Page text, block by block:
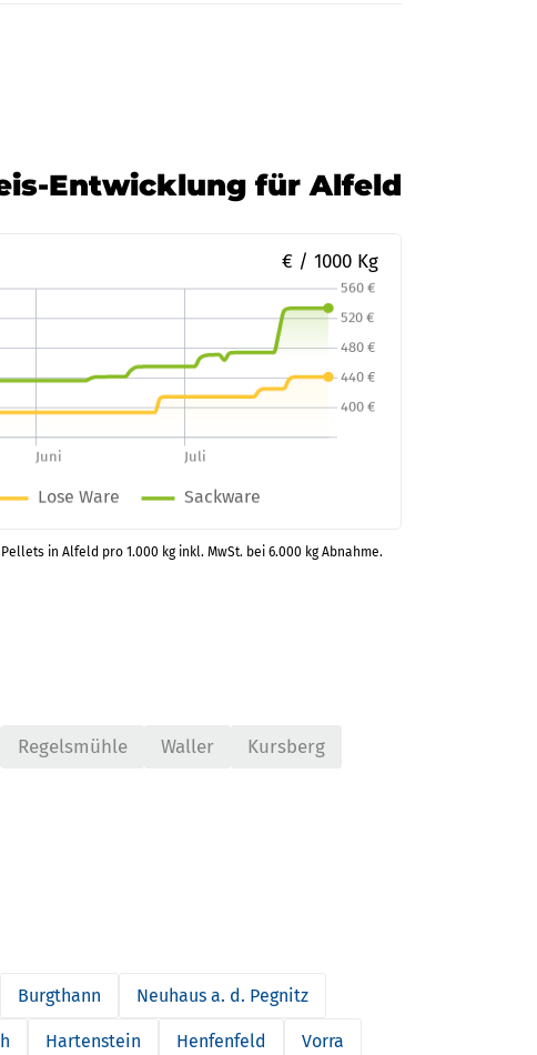
Entwicklung für Alfeld
€ / 1000 Kg
in Alfeld pro 1.000 kg inkl. MwSt. bei 6.000 kg Abnahme.
Regelsmühle Waller
Kursberg
Burgthann Neuhaus a. d. Pegnitz
Hartenstein Henfenfeld Vorra